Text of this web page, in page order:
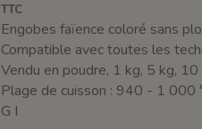
TTC
Engobes faïence coloré sans
Compatible avec toutes les
Vendu en poudre, 1 kg, 5 kg, 10
Plage de cuisson : 940 - 1 000
G I